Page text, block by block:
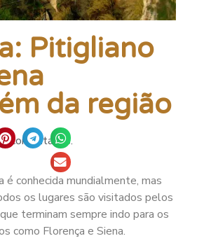
Pitigliano
da região
comentários.
é conhecida mundialmente, mas
os lugares são visitados pelos
terminam sempre indo para os
como Florença e Siena.